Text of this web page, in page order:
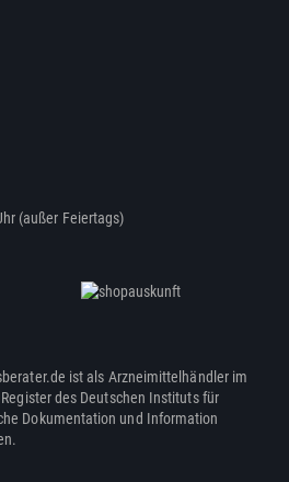
(außer Feiertags)
ist als Arzneimittelhändler im
des Deutschen Instituts für
Dokumentation und Information